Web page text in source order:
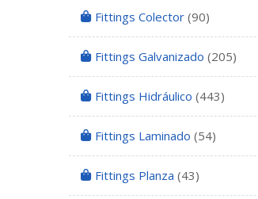
Fittings Colector (90)
Fittings Galvanizado (205)
Fittings Hidráulico (443)
Fittings Laminado (54)
Fittings Planza (43)